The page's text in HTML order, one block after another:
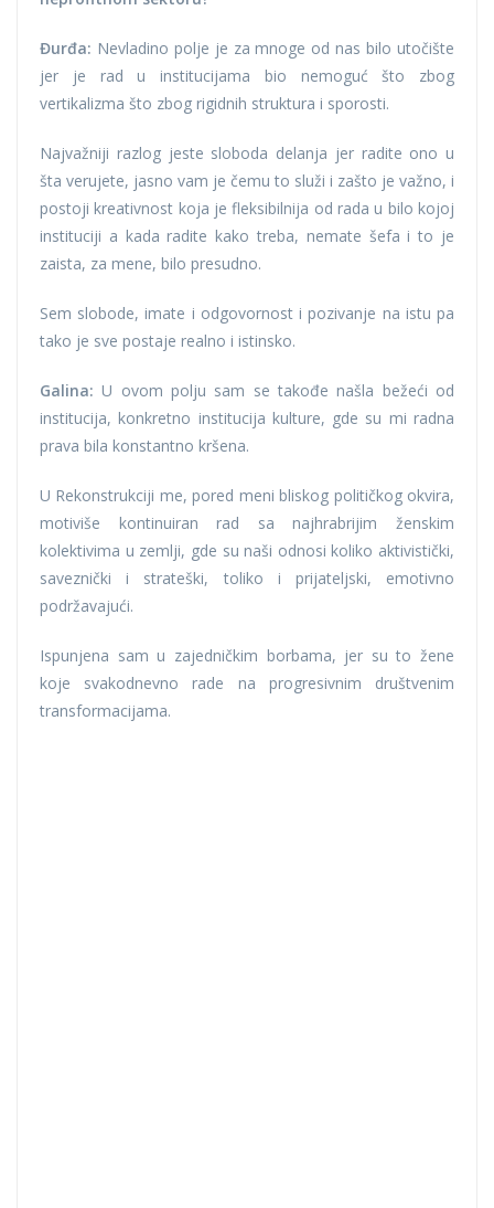
Đurđa: Nevladino polje je za mnoge od nas bilo utočište
jer je rad u institucijama bio nemoguć što zbog
vertikalizma što zbog rigidnih struktura i sporosti.
Najvažniji razlog jeste sloboda delanja jer radite ono u
šta verujete, jasno vam je čemu to služi i zašto je važno, i
postoji kreativnost koja je fleksibilnija od rada u bilo kojoj
instituciji a kada radite kako treba, nemate šefa i to je
zaista, za mene, bilo presudno.
Sem slobode, imate i odgovornost i pozivanje na istu pa
tako je sve postaje realno i istinsko.
Galina: U ovom polju sam se takođe našla bežeći od
institucija, konkretno institucija kulture, gde su mi radna
prava bila konstantno kršena.
U Rekonstrukciji me, pored meni bliskog političkog okvira,
motiviše kontinuiran rad sa najhrabrijim ženskim
kolektivima u zemlji, gde su naši odnosi koliko aktivistički,
saveznički i strateški, toliko i prijateljski, emotivno
podržavajući.
Ispunjena sam u zajedničkim borbama, jer su to žene
koje svakodnevno rade na progresivnim društvenim
transformacijama.